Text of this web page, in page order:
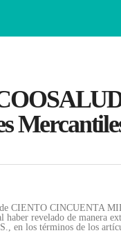
CIENTO
revelado de manera
los términos de los